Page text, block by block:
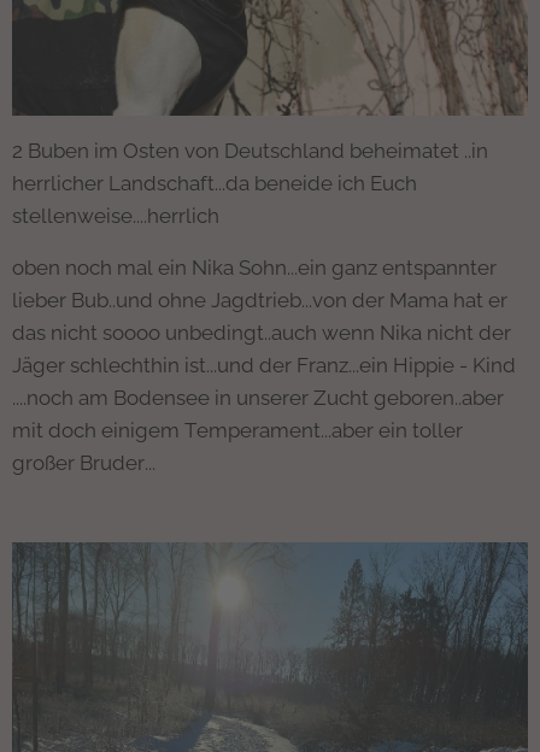
2 Buben im Osten von Deutschland beheimatet ..in
herrlicher Landschaft...da beneide ich Euch
stellenweise....herrlich
oben noch mal ein Nika Sohn...ein ganz entspannter
lieber Bub..und ohne Jagdtrieb...von der Mama hat er
das nicht soooo unbedingt..auch wenn Nika nicht der
Jäger schlechthin ist...und der Franz...ein Hippie - Kind
....noch am Bodensee in unserer Zucht geboren..aber
mit doch einigem Temperament...aber ein toller
großer Bruder...